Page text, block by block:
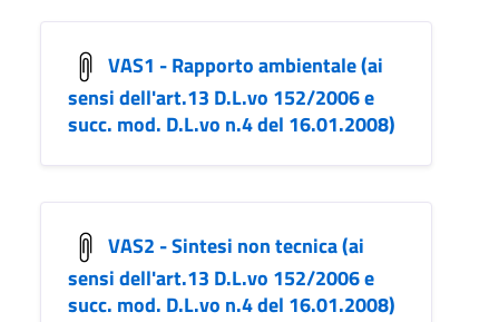
VAS1 - Rapporto ambientale (ai
sensi dell'art.13 D.L.vo 152/2006 e
succ. mod. D.L.vo n.4 del 16.01.2008)
VAS2 - Sintesi non tecnica (ai
sensi dell'art.13 D.L.vo 152/2006 e
succ. mod. D.L.vo n.4 del 16.01.2008)